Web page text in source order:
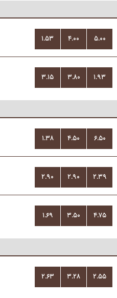
۱.۵۳ ۴.۰۰ ۵.۰۰
۳.۱۵ ۳.۸۰ ۱.۹۳
۱.۳۸ ۴.۵۰ ۶.۵۰
۲.۹۰ ۲.۹۰ ۲.۳۹
۱.۶۹ ۳.۵۰ ۴.۷۵
۲.۶۳ ۳.۲۸ ۲.۵۵